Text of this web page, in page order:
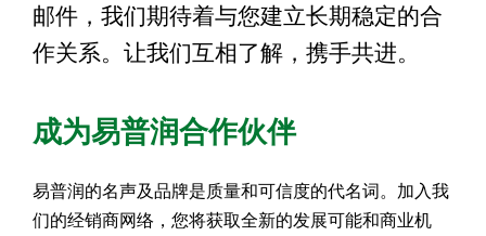
邮件，我们期待着与您建立长期稳定的合
作关系。让我们互相了解，携手共进。
成为易普润合作伙伴
易普润的名声及品牌是质量和可信度的代名词。加入我
们的经销商网络，您将获取全新的发展可能和商业机